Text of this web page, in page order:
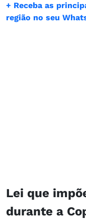
+ Receba as
região no seu
Lei que
durante a